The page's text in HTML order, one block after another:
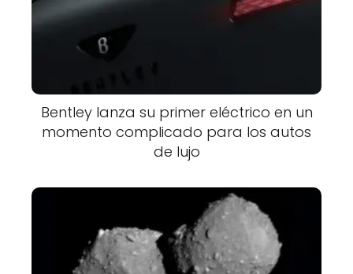
Bentley lanza su primer eléctrico en un
momento complicado para los autos
de lujo